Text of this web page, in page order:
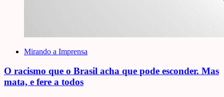
Mirando a Imprensa
O racismo que o Brasil acha que pode esconder. Mas
mata, e fere a todos